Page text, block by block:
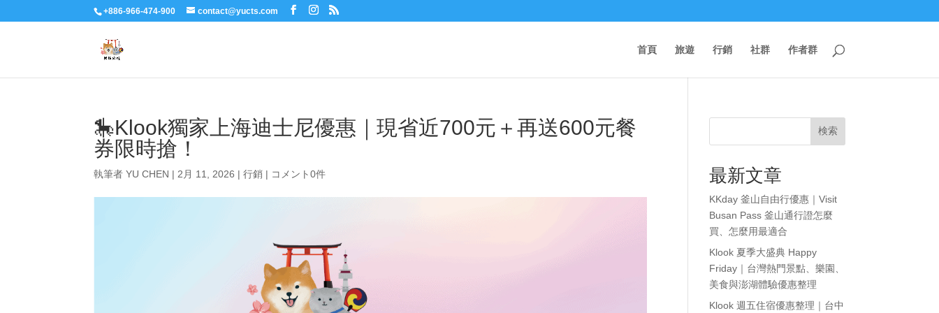
+886-966-474-900 contact@yucts.com
首頁 旅遊 行銷 社群 作者群
🎠Klook獨家上海迪士尼優惠｜現省近700元＋再送600元餐
券限時搶！
執筆者YU CHEN | 2月 11, 2026 |行銷 | コメント0件
検索
最新文章
KKday 釜山自由行優惠｜Visit
Busan Pass 釜山通行證怎麼
買、怎麼用最適合
Klook 夏季大盛典 Happy
Friday｜台灣熱門景點、樂園、
美食與澎湖體驗優惠整理
Klook 週五住宿優惠整理｜台中